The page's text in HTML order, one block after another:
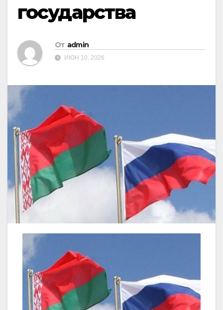
государства
От admin
ИЮН 10, 2026